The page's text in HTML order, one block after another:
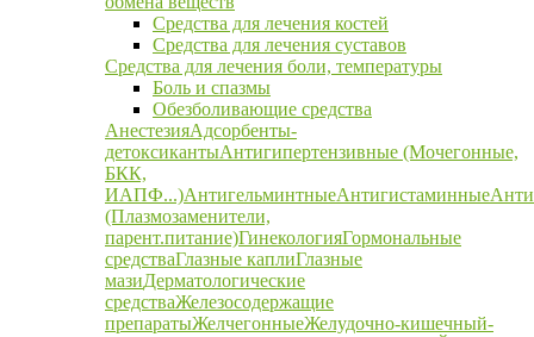
Средства для лечения костей
Средства для лечения суставов
Средства для лечения боли, температуры
Боль и спазмы
Обезболивающие средства
АнестезияАдсорбенты-
детоксикантыАнтигипертензивные (Мочегонные,
БКК,
ИАПФ...)АнтигельминтныеАнтигистаминные
(Плазмозаменители,
парент.питание)ГинекологияГормональные
средстваГлазные каплиГлазные
мазиДерматологические
средстваЖелезосодержащие
препаратыЖелчегонныеЖелудочно-кишечный-